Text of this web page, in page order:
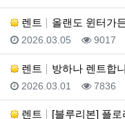
렌트 올랜도 윈터가
등록일
2026.03.05 조회
9017
렌트 방하나 렌트합
등록일
2026.03.01 조회
7836
렌트 [블루리본] 플